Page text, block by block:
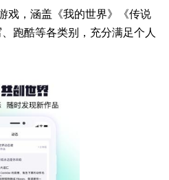
戏，涵盖《我的世界》《传说
跑酷等各类别，充分满足个人